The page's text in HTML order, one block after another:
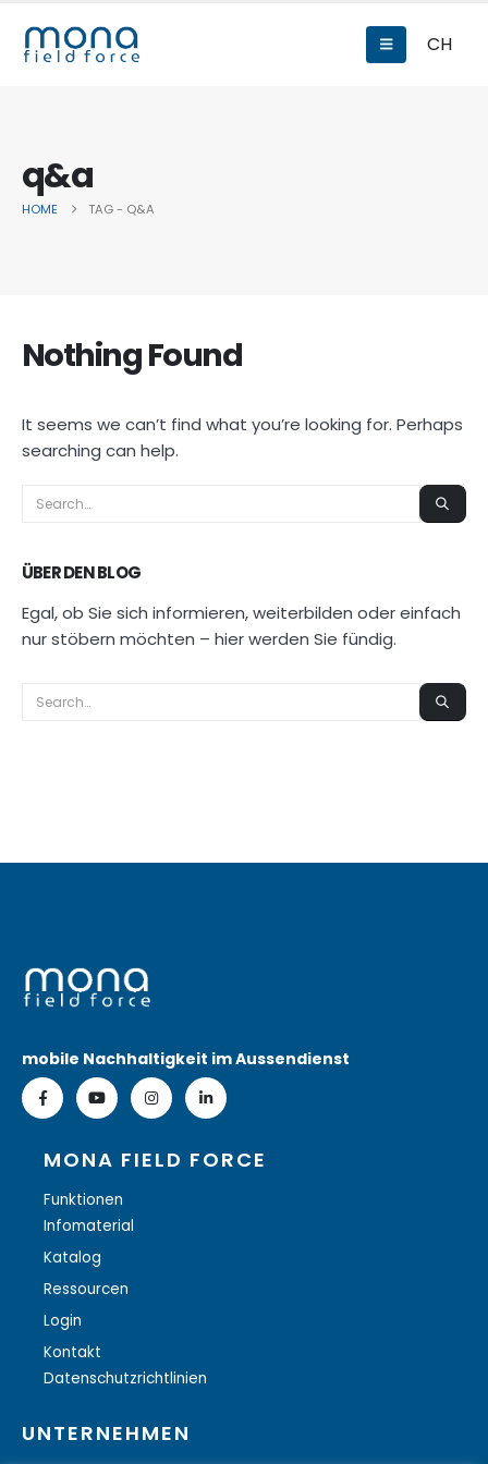
CH
q&a
HOME TAG - Q&A
Nothing Found
It seems we can’t find what you’re looking for. Perhaps
searching can help.
ÜBER DEN BLOG
Egal, ob Sie sich informieren, weiterbilden oder einfach
nur stöbern möchten – hier werden Sie fündig.
mobile Nachhaltigkeit im Aussendienst
MONA FIELD FORCE
Funktionen
Infomaterial
Katalog
Ressourcen
Login
Kontakt
Datenschutzrichtlinien
UNTERNEHMEN